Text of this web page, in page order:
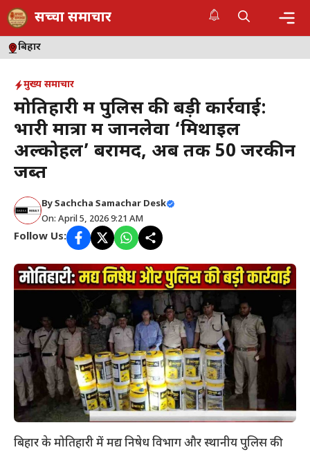
Skip
to
content
सच्चा समाचार
बिहार
मुख्य समाचार
मोतिहारी में पुलिस की बड़ी कार्रवाई:
भारी मात्रा में जानलेवा ‘मिथाइल
अल्कोहल’ बरामद, अब तक 50 जरकीन
जब्त
BySachcha Samachar Desk
On: April 5, 2026 9:21 AM
Follow Us:
बिहार के मोतिहारी में मद्य निषेध विभाग और स्थानीय पुलिस की